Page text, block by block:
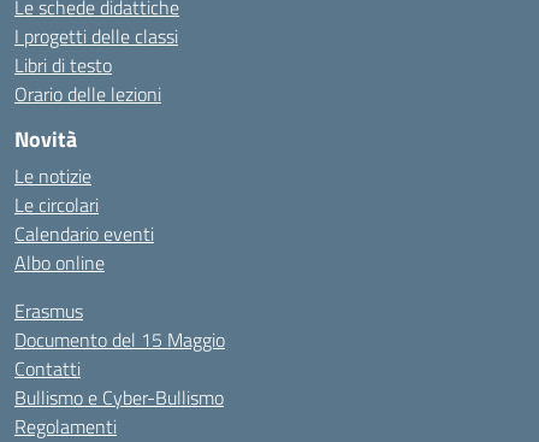
Le schede didattiche
I progetti delle classi
Libri di testo
Orario delle lezioni
Novità
Le notizie
Le circolari
Calendario eventi
Albo online
Erasmus
Documento del 15 Maggio
Contatti
Bullismo e Cyber-Bullismo
Regolamenti